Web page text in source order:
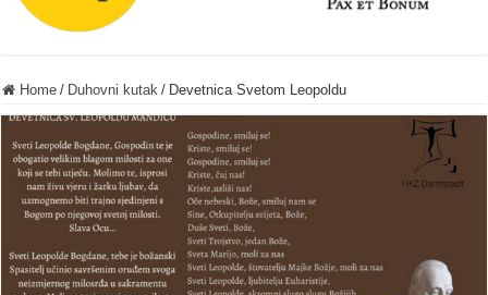
Home / Duhovni kutak / Devetnica Svetom Leopoldu